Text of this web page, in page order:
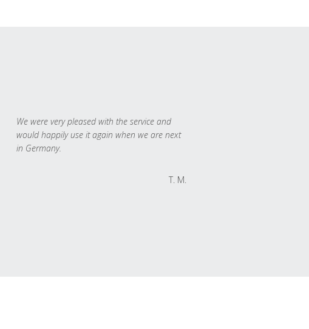
We were very pleased with the service and
would happily use it again when we are next
in Germany.
T. M.